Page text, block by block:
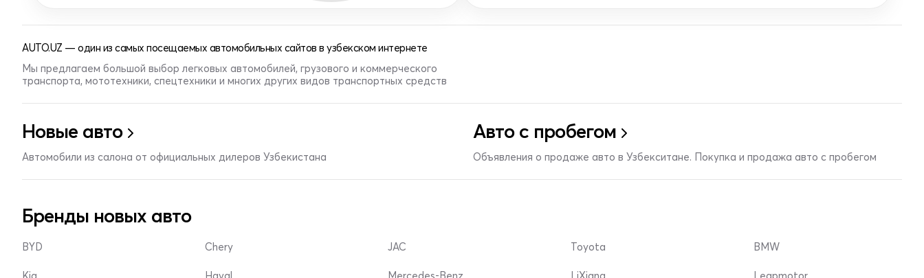
AUTO.UZ — один из самых посещаемых автомобильных сайтов в узбекском интернете
Мы предлагаем большой выбор легковых автомобилей, грузового и коммерческого
транспорта, мототехники, спецтехники и многих других видов транспортных средств
Новые авто
Автомобили из салона от официальных дилеров Узбекистана
Авто с пробегом
Объявления о продаже авто в Узбекситане. Покупка и продажа авто с пробегом
Бренды новых авто
BYD Chery JAC Toyota BMW